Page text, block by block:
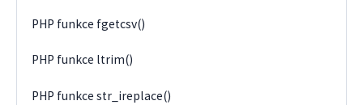
PHP funkce fgetcsv()
PHP funkce ltrim()
PHP funkce str_ireplace()